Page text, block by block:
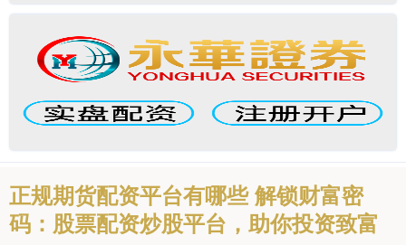
正规期货配资平台有哪些 解锁财富密
码：股票配资炒股平台，助你投资致富